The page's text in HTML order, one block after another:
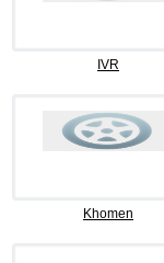
IVR
Khomen